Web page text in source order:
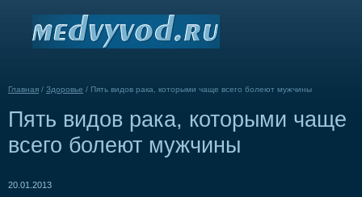
Главная / Здоровье / Пять видов рака, которыми чаще всего болеют мужчины
Пять видов рака, которыми чаще
всего болеют мужчины
20.01.2013